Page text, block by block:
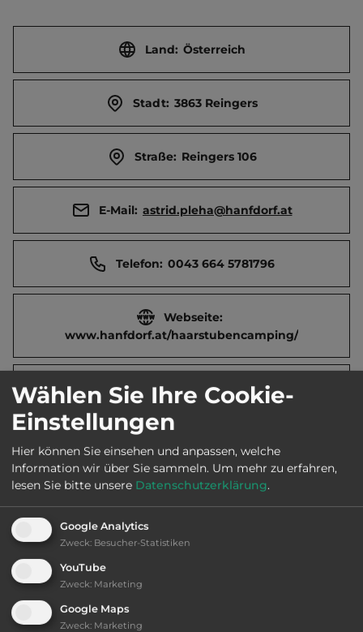
Land: Österreich
Stadt: 3863 Reingers
Straße: Reingers 106
E-Mail: astrid.pleha@hanfdorf.at
Telefon: 0043 664 5781796
Webseite:
www.hanfdorf.at/haarstubencamping/
Fläche: 5.000 m
Ausstattung
bis 20,- Euro
Wählen Sie Ihre Cookie-
Einstellungen
Hier können Sie einsehen und anpassen, welche
Information wir über Sie sammeln. Um mehr zu erfahren,
lesen Sie bitte unsere Datenschutzerklärung.
Google Analytics
Zweck: Besucher-Statistiken
YouTube
Zweck: Marketing
Google Maps
Zweck: Marketing